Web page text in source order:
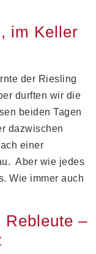
im Keller
der Riesling
durften wir die
beiden Tagen
dazwischen
einer
Aber wie jedes
Wie immer auch
Rebleute –